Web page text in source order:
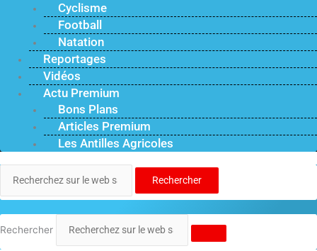
Cyclisme
Football
Natation
Reportages
Vidéos
Actu Premium
Bons Plans
Articles Premium
Les Antilles Agricoles
Rechercher
Rechercher